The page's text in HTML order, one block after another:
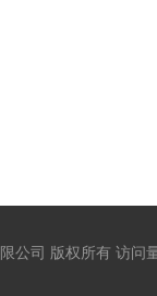
公司 版权所有 访问量